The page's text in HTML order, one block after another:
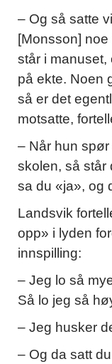
– Og så satte
[Monsson]
står i manuset,
på ekte. Noen
så er det
motsatte,
– Når hun
skolen, så står
sa du «ja», og
Landsvik
opp» i lyden
innspilling:
– Jeg lo så
Så lo jeg så
– Jeg husker
– Og da satt